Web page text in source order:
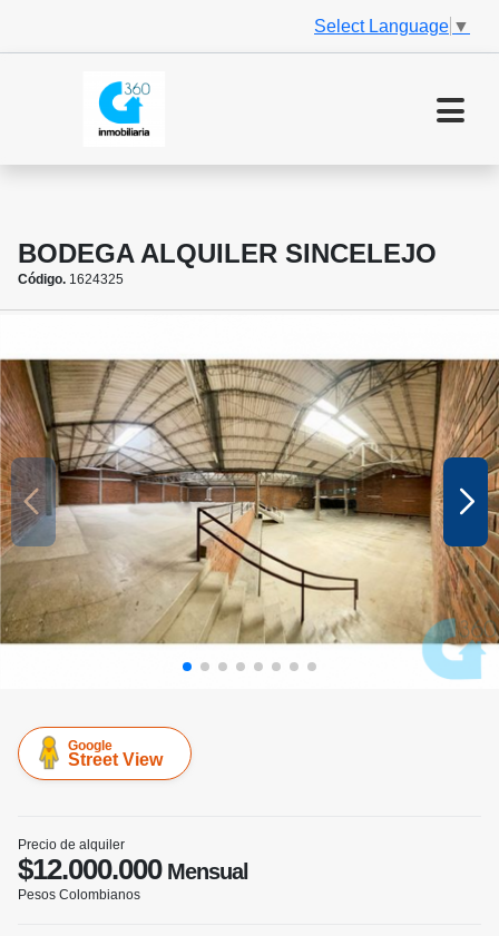
Select Language ▼
BODEGA ALQUILER SINCELEJO
Código. 1624325
Google
Street View
Precio de alquiler
$12.000.000Mensual
Pesos Colombianos